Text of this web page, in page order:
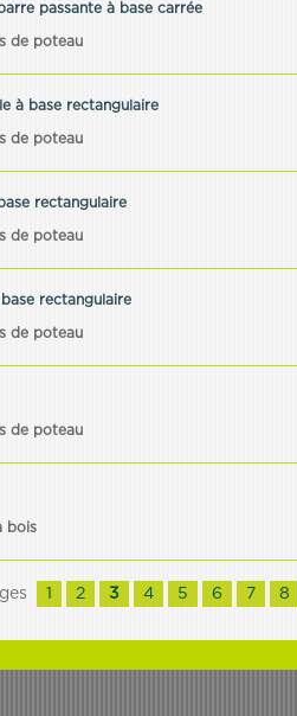
passante à base carrée
de poteau
à base rectangulaire
de poteau
rectangulaire
de poteau
rectangulaire
de poteau
de poteau
bois
1 2 3 4 5 6 7 8